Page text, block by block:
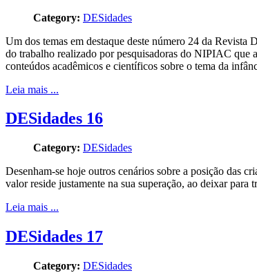
Category: DESidades
Um dos temas em destaque deste número 24 da
do trabalho realizado por pesquisadoras do NIPIAC que
conteúdos acadêmicos e científicos sobre o tema da
Leia mais ...
DESidades 16
Category: DESidades
Desenham-se hoje outros cenários sobre a posição das
valor reside justamente na sua superação, ao deixar
Leia mais ...
DESidades 17
Category: DESidades